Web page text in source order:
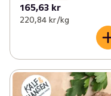
165,63 kr
220,84 kr /kg